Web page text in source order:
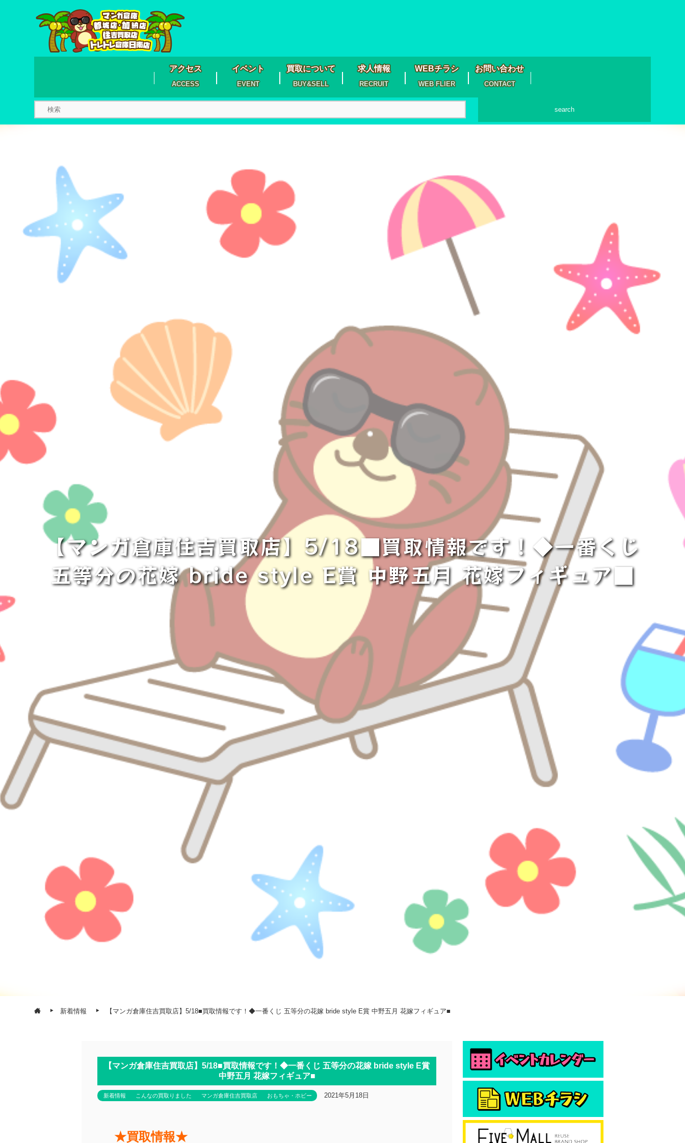
アクセス
ACCESS
イベント
EVENT
買取について
BUY&SELL
求人情報
RECRUIT
WEBチラシ
WEB FLIER
お問い合わせ
CONTACT
search
【マンガ倉庫住吉買取店】5/18■買取情報です！◆一番くじ
五等分の花嫁 bride style E賞 中野五月 花嫁フィギュア■
新着情報 【マンガ倉庫住吉買取店】5/18■買取情報です！◆一番くじ 五等分の花嫁 bride style E賞 中野五月 花嫁フィギュア■
【マンガ倉庫住吉買取店】5/18■買取情報です！◆一番くじ 五等分の花嫁 bride style E賞
中野五月 花嫁フィギュア■
新着情報 こんなの買取りました マンガ倉庫住吉買取店 おもちゃ・ホビー 2021年5月18日
★買取情報★